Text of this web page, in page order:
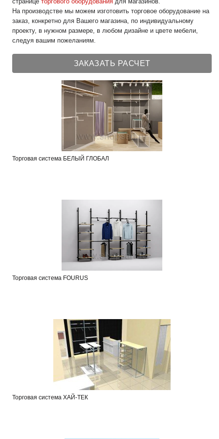
На производстве мы можем изготовить торговое оборудование на
заказ, конкретно для Вашего магазина, по индивидуальному
проекту, в нужном размере, в любом дизайне и цвете мебели,
следуя вашим пожеланиям.
ЗАКАЗАТЬ РАСЧЕТ
Торговая система БЕЛЫЙ ГЛОБАЛ
Торговая система FOURUS
Торговая система ХАЙ-ТЕК